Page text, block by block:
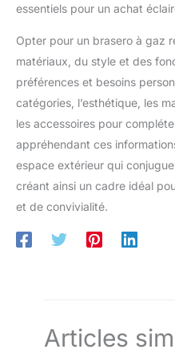
essentiels pour un achat
Opter pour un brasero à gaz
matériaux, du style et des
préférences et besoins
catégories, l’esthétique, les
les accessoires pour
appréhendant ces
espace extérieur qui
créant ainsi un cadre idéal
et de convivialité.
Articles